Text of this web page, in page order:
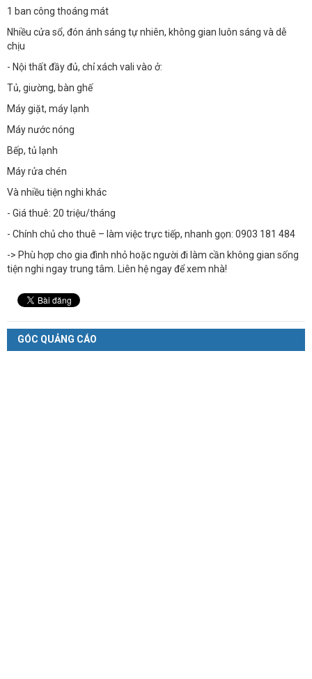
1 ban công thoáng mát
Nhiều cửa sổ, đón ánh sáng tự nhiên, không gian luôn sáng và dễ
chịu
- Nội thất đầy đủ, chỉ xách vali vào ở:
Tủ, giường, bàn ghế
Máy giặt, máy lạnh
Máy nước nóng
Bếp, tủ lạnh
Máy rửa chén
Và nhiều tiện nghi khác
- Giá thuê: 20 triệu/tháng
- Chính chủ cho thuê – làm việc trực tiếp, nhanh gọn: 0903 181 484
-> Phù hợp cho gia đình nhỏ hoặc người đi làm cần không gian sống
tiện nghi ngay trung tâm. Liên hệ ngay để xem nhà!
GÓC QUẢNG CÁO